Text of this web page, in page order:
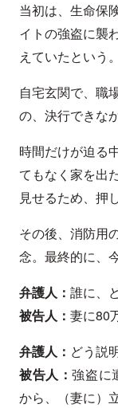
当初は、生命保
イトの強盗に襲
えていたという。
自宅玄関で、職
の、決行できな
時間だけが迫る
てもなく家を出
見せるため、押
その後、消防用
念。最終的に、
弁護人： 誰に、
被告人： 妻に80
弁護人： どう説
被告人：強盗に
から、（妻に）